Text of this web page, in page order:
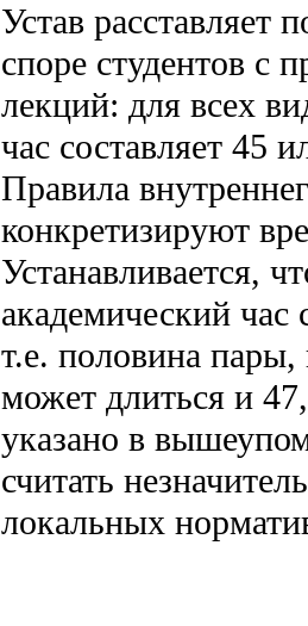
Устав расставляет
споре студентов с
лекций: для всех
час составляет 45
Правила
конкретизируют
Устанавливается,
академический
т.е. половина
может длиться и
указано в
считать
локальных